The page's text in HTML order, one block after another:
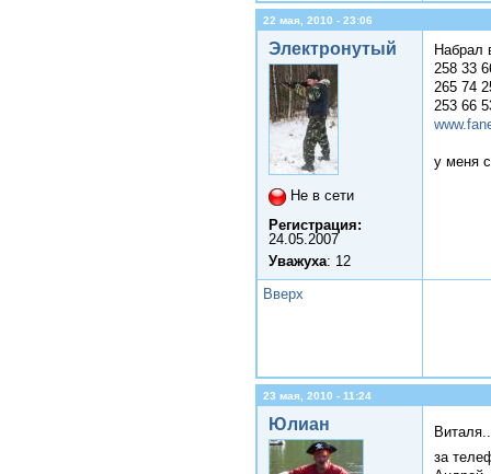
22 мая, 2010 - 23:06
Электронутый
Не в сети
Регистрация:
24.05.2007
Уважуха: 12
Набрал
258 33
265 74
253 66
у меня
Вверх
23 мая, 2010 - 11:24
Юлиан
за